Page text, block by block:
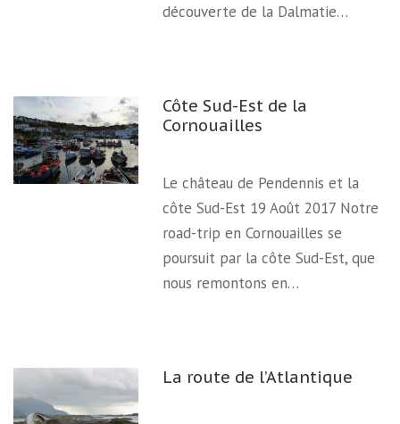
découverte de la Dalmatie…
Côte Sud-Est de la
Cornouailles
Le château de Pendennis et la
côte Sud-Est 19 Août 2017 Notre
road-trip en Cornouailles se
poursuit par la côte Sud-Est, que
nous remontons en…
La route de l’Atlantique